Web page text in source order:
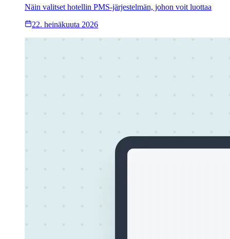
Näin valitset hotellin PMS-järjestelmän, johon voit luottaa
22. heinäkuuta 2026